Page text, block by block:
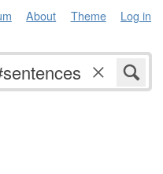
About Theme Log in